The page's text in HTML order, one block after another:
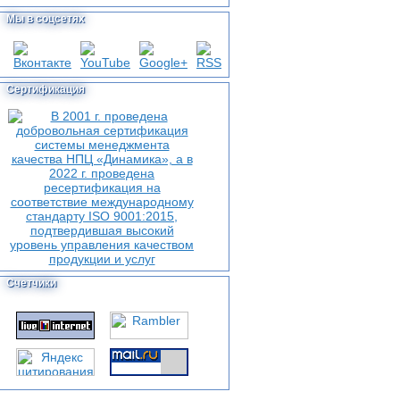
Мы в соцсетях
Сертификация
Счетчики